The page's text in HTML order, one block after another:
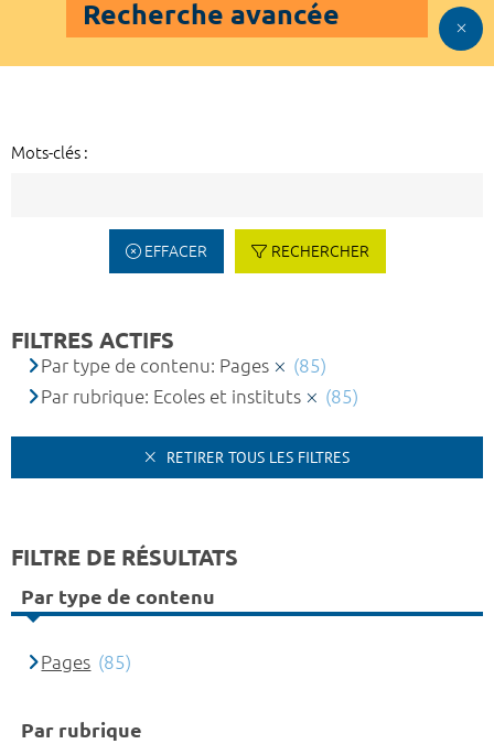
Recherche avancée
Mots-clés :
EFFACER RECHERCHER
FILTRES ACTIFS
Par type de contenu: Pages
(85)
Par rubrique: Ecoles et instituts
(85)
RETIRER TOUS LES FILTRES
FILTRE DE RÉSULTATS
Par type de contenu
Pages (85)
Par rubrique